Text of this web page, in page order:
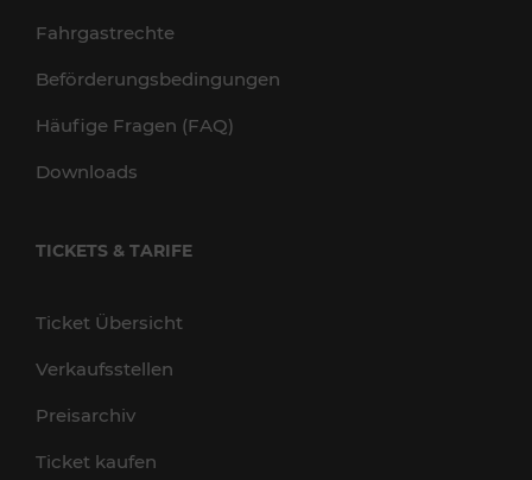
Fahrgastrechte
Beförderungsbedingungen
Häufige Fragen (FAQ)
Downloads
TICKETS & TARIFE
Ticket Übersicht
Verkaufsstellen
Preisarchiv
Ticket kaufen